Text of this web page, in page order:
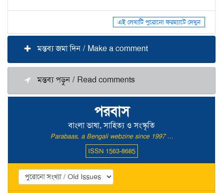
পরবাস
বাংলা ভাষা, সাহিত্য ও সংস্কৃতি
Parabaas, a Bengali webzine since 1997 ...
ISSN 1563-8685
এই লেখাটি পুরোনো ফরম্যাটে দেখুন
মন্তব্য জমা দিন / Make a comment
মন্তব্য পড়ুন / Read comments